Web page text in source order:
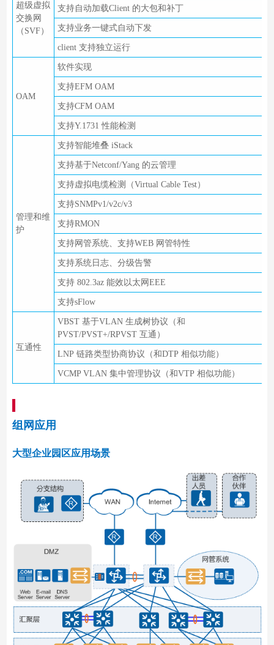
超级虚拟
交换网
（SVF）
支持自动加载Client 的大包和补丁
支持业务一键式自动下发
client 支持独立运行
OAM
软件实现
支持EFM OAM
支持CFM OAM
支持Y.1731 性能检测
管理和维
护
支持智能堆叠 iStack
支持基于Netconf/Yang 的云管理
支持虚拟电缆检测（Virtual Cable Test）
支持SNMPv1/v2c/v3
支持RMON
支持网管系统、支持WEB 网管特性
支持系统日志、分级告警
支持 802.3az 能效以太网EEE
支持sFlow
互通性
VBST 基于VLAN 生成树协议（和
PVST/PVST+/RPVST 互通）
LNP 链路类型协商协议（和DTP 相似功能）
VCMP VLAN 集中管理协议（和VTP 相似功能）
组网应用
大型企业园区应用场景